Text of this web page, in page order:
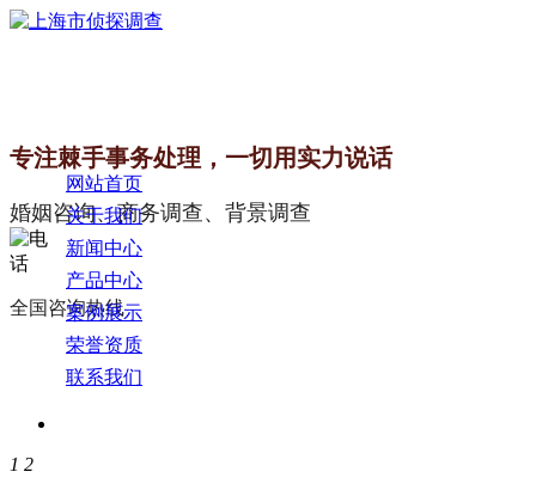
专注棘手事务处理，一切用实力说话
婚姻咨询、商务调查、背景调查
全国咨询热线
网站首页
关于我们
新闻中心
产品中心
案例展示
荣誉资质
联系我们
1 2